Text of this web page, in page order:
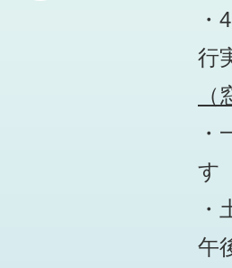
行
す
午